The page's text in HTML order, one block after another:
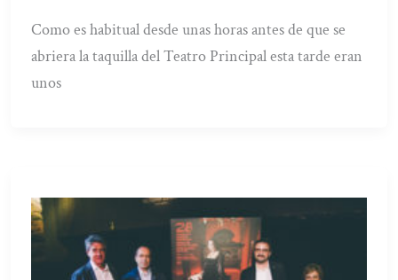
Como es habitual desde unas horas antes de que se
abriera la taquilla del Teatro Principal esta tarde eran
unos